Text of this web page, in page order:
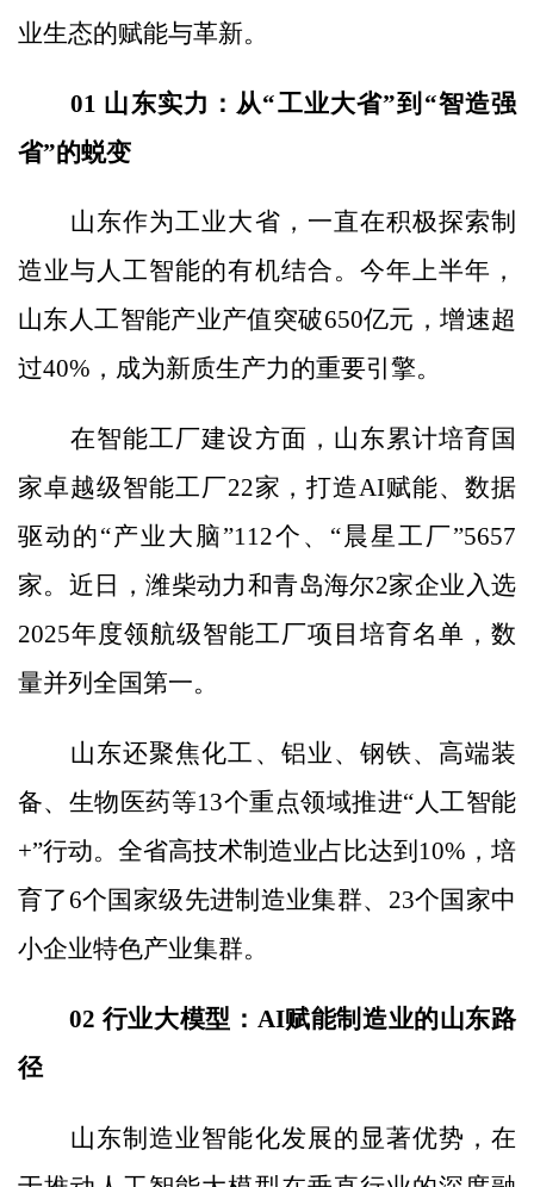
业生态的赋能与革新。
01 山东实力：从“工业大省”到“智造强
省”的蜕变
山东作为工业大省，一直在积极探索制
造业与人工智能的有机结合。今年上半年，
山东人工智能产业产值突破650亿元，增速超
过40%，成为新质生产力的重要引擎。
在智能工厂建设方面，山东累计培育国
家卓越级智能工厂22家，打造AI赋能、数据
驱动的“产业大脑”112个、“晨星工厂”5657
家。近日，潍柴动力和青岛海尔2家企业入选
2025年度领航级智能工厂项目培育名单，数
量并列全国第一。
山东还聚焦化工、铝业、钢铁、高端装
备、生物医药等13个重点领域推进“人工智能
+”行动。全省高技术制造业占比达到10%，培
育了6个国家级先进制造业集群、23个国家中
小企业特色产业集群。
02 行业大模型：AI赋能制造业的山东路
径
山东制造业智能化发展的显著优势，在